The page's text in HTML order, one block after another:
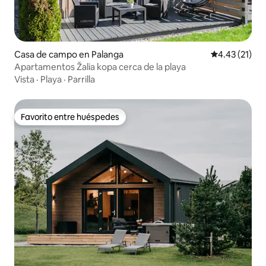
Casa de campo en Palanga Calificación
4.43 (21)
Apartamentos Žalia kopa cerca de la playa
Vista · Playa · Parrilla
Favorito entre huéspedes
Favorito entre huéspedes